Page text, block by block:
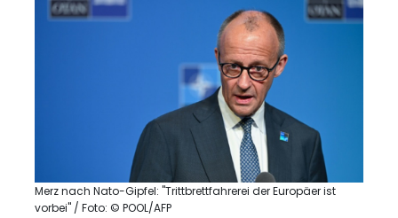
Merz nach Nato-Gipfel: "Trittbrettfahrerei der Europäer ist
vorbei" / Foto: © POOL/AFP